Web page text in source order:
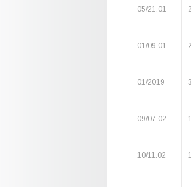
05/21.01
01/09.01
01/2019
09/07.02
10/11.02